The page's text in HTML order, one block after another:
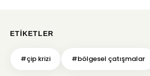
ETIKETLER
#çip krizi #bölgesel çatışmalar